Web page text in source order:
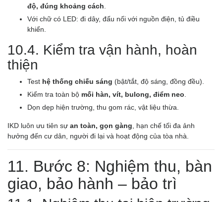
độ, đúng khoảng cách
Với chữ có LED: đi dây, đấu nối với nguồn điện, tủ điều
khiển.
10.4. Kiểm tra vận hành, hoàn
thiện
Test hệ thống chiếu sáng (bật/tắt, độ sáng, đồng đều).
Kiểm tra toàn bộ mối hàn, vít, bulong, điểm neo
Dọn dẹp hiện trường, thu gom rác, vật liệu thừa.
IKD luôn ưu tiên sự an toàn, gọn gàng , hạn chế tối đa ảnh
hưởng đến cư dân, người đi lại và hoạt động của tòa nhà.
11. Bước 8: Nghiệm thu, bàn
giao, bảo hành – bảo trì